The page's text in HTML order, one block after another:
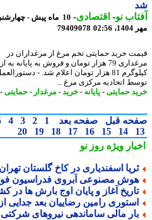
نو- اقتصادی-
10 ماه پیش - چهارشنبه 9
79409078
خرید حمایتی تخم مرغ از مرغداران در
مرغداری 79 هزار تومان و فروش به پایانه به ازای
کیلوگرم 81 هزار تومان اعلام شد. -
اتحادیه مرکزی مرغ ...
حمایتی-پایانه-خرید- مرغدار -حمایتی-
قبل صفحه بعد 1
2
3
4
5
14
15
16
17
18
19
20
ویژهروز نو
اسفندیاری در کاخ گلستان تهران؛ سال
مصنوعی آبروی فدراسیون فوتبال
آغاز و پایان اوج بارش ها در
رامین رضاییان بعد جدایی از
مالی ساماندهی نیروهای شرکتی 16 همت است